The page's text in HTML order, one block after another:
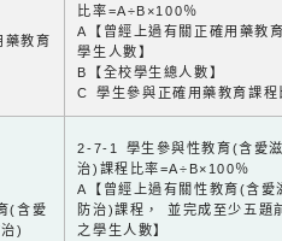
教育
比率=A÷B×100％
A【曾經上過有關正確用藥教
學生人數】
B【全校學生總人數】
C 學生參與正確用藥教育課程
(含愛
)
2-7-1 學生參與性教育(含愛
治)課程比率=A÷B×100％
A【曾經上過有關性教育(含愛
防治)課程， 並完成至少五題
之學生人數】